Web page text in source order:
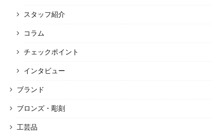
スタッフ紹介
コラム
チェックポイント
インタビュー
ブランド
ブロンズ・彫刻
工芸品